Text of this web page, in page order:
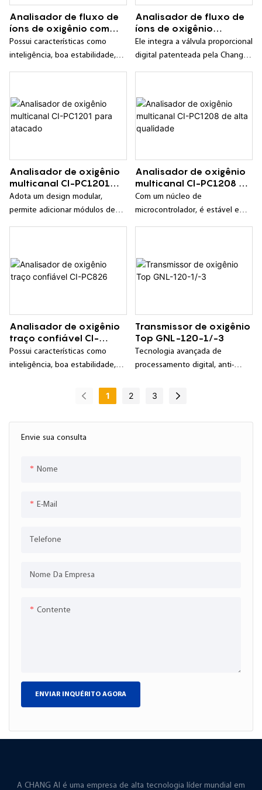
Envie sua consulta
Nome
E-Mail
Telefone
Nome Da Empresa
Contente
ENVIAR INQUÉRITO AGORA
Analisador de fluxo de
íons de oxigênio com
conversão de
frequência da marca CI-
Possui características como
inteligência, boa estabilidade,
Analisador de fluxo de
íons de oxigênio
personalizado CI-
PC129-6 com conversão
Ele integra a válvula proporcional
digital patenteada pela Changai
de oxigênio e de uma válvula
proporcional digital.
Analisador de oxigênio
multicanal CI-PC1201
para atacado
Adota um design modular,
permite adicionar módulos de
Analisador de oxigênio
multicanal CI-PC1208 de
alta qualidade
Com um núcleo de
microcontrolador, é estável e
medição, com alta precisão e
longo período de calibração;
Analisador de oxigênio
traço confiável CI-
PC826
Possui características como
inteligência, boa estabilidade,
Transmissor de oxigênio
Top GNL-120-1/-3
Tecnologia avançada de
processamento digital, anti-
precisão de medição, boa
1 2 3
A CHANG AI é uma empresa de alta tecnologia líder mundial em